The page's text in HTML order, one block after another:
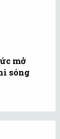
mở
sóng